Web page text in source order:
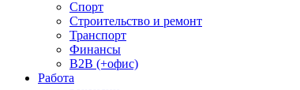
Спорт
Строительство и ремонт
Транспорт
Финансы
B2B (+офис)
Работа